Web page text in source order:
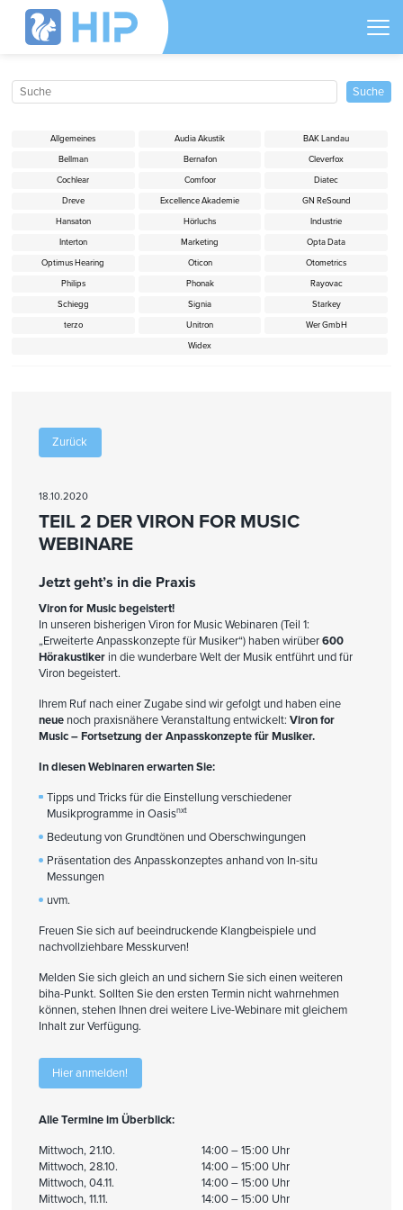
Zurück
18.10.2020
TEIL 2 DER VIRON FOR MUSIC
WEBINARE
Jetzt geht’s in die Praxis
Viron for Music begeistert!
In unseren bisherigen Viron for Music Webinaren (Teil 1:
„Erweiterte Anpasskonzepte für Musiker“) haben wirüber600
Hörakustikerin die wunderbare Welt der Musik entführt und für
Viron begeistert.
Ihrem Ruf nach einer Zugabe sind wir gefolgt und haben eine
neuenoch praxisnähere Veranstaltung entwickelt: Viron for
Music – Fortsetzung der Anpasskonzepte für Musiker.
In diesen Webinaren erwarten Sie:
Tipps und Tricks für die Einstellung verschiedener
Musikprogramme in Oasisnxt
Bedeutung von Grundtönen und Oberschwingungen
Präsentation des Anpasskonzeptes anhand von In-situ
Messungen
uvm.
Freuen Sie sich auf beeindruckende Klangbeispiele und
nachvollziehbare Messkurven!
Melden Sie sich gleich an und sichern Sie sich einen weiteren
biha-Punkt. Sollten Sie den ersten Termin nicht wahrnehmen
können, stehen Ihnen drei weitere Live-Webinare mit gleichem
Inhalt zur Verfügung.
Hier anmelden!
Alle Termine im Überblick:
Mittwoch, 21.10.
Mittwoch, 28.10.
Mittwoch, 04.11.
Mittwoch, 11.11.
14:00 – 15:00 Uhr
14:00 – 15:00 Uhr
14:00 – 15:00 Uhr
14:00 – 15:00 Uhr
Allgemeines Audia Akustik
BAK Landau
Bellman
Bernafon
Cleverfox
Cochlear
Comfoor
Diatec
Dreve
Excellence Akademie
GN ReSound
Hansaton
Hörluchs
Industrie
Interton
Marketing
Opta Data
Optimus Hearing
Oticon
Otometrics
Philips
Phonak
Rayovac
Schiegg
Signia
Starkey
terzo
Unitron
Wer GmbH
Widex